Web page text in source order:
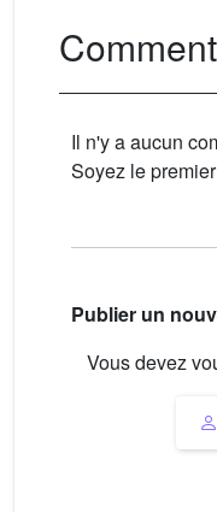
Il n'y a aucun
Soyez le
Publier un
Vous devez